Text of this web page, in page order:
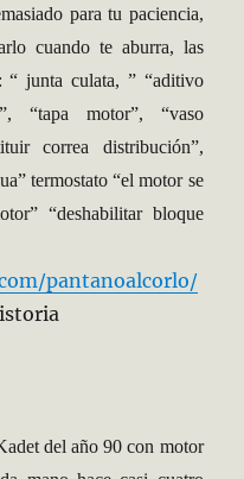
para tu paciencia,
cuando te aburra, las
“ junta culata, ” “aditivo
“tapa motor”, “vaso
correa distribución”,
termostato “el motor se
“deshabilitar bloque
pantanoalcorlo/
del año 90 con motor